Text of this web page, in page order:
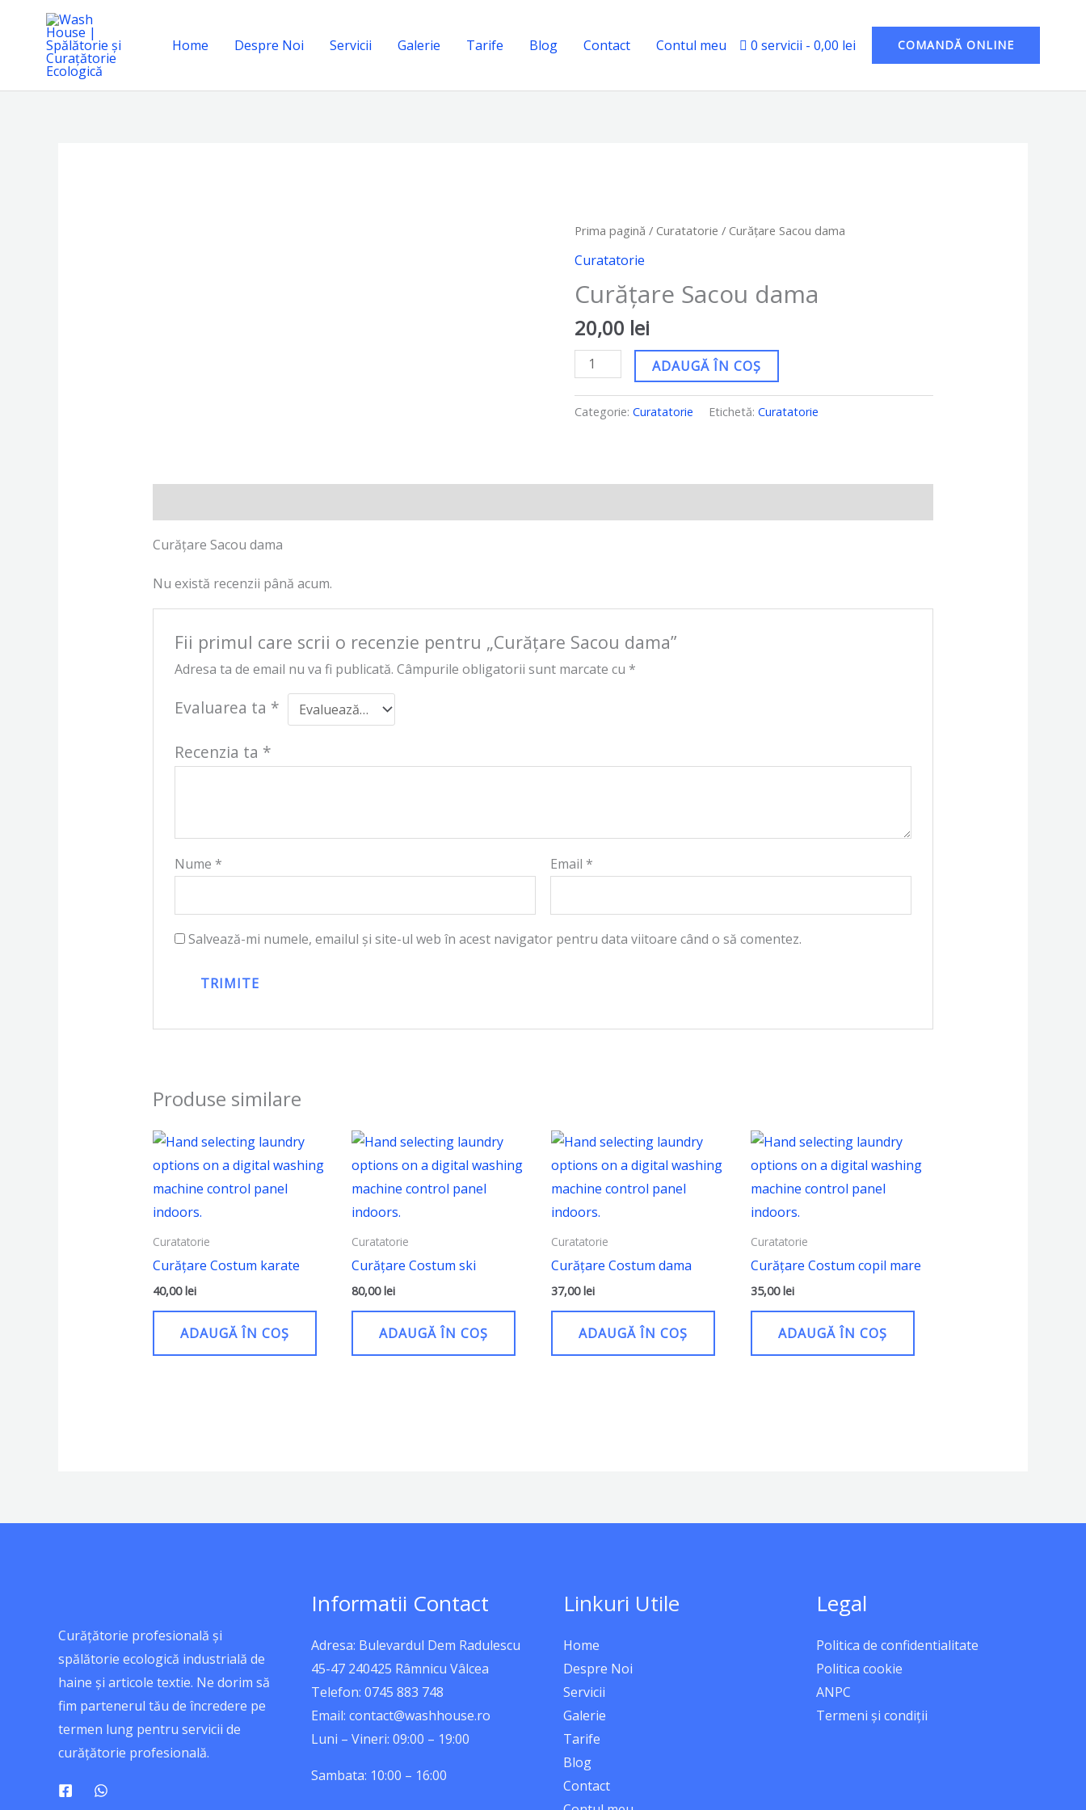
Home Despre Noi Servicii Galerie Tarife Blog Contact Contul meu 0 servicii 0,00 lei COMANDĂ ONLINE
Prima pagină / Curatatorie / Curățare Sacou dama
Curatatorie
Curățare Sacou dama
20,00 lei
Cantitate
Sacou
dama
ADAUGĂ ÎN COȘ
Categorie: Curatatorie Etichetă: Curatatorie
Curățare Sacou dama
Nu există recenzii până acum.
Fii primul care scrii o recenzie pentru „Curățare Sacou dama”
Adresa ta de email nu va fi publicată. Câmpurile obligatorii sunt marcate cu *
Evaluarea ta *
Recenzia ta *
Nume * Email *
Salvează-mi numele, emailul și site-ul web în acest navigator pentru data viitoare când o să comentez.
Produse similare
Curatatorie
Curățare Costum karate
40,00lei
ADAUGĂ ÎN COȘ
Curatatorie
Curățare Costum ski
80,00lei
ADAUGĂ ÎN COȘ
Curatatorie
Curățare Costum dama
37,00lei
ADAUGĂ ÎN COȘ
Curatatorie
Curățare Costum copil mare
35,00lei
ADAUGĂ ÎN COȘ
Curățătorie profesională și
spălătorie ecologică industrială de
haine și articole textie. Ne dorim să
fim partenerul tău de încredere pe
termen lung pentru servicii de
curățătorie profesională.
Informatii Contact
Adresa: Bulevardul Dem Radulescu
45-47 240425 Râmnicu Vâlcea
Telefon: 0745 883 748
Email: contact@washhouse.ro
Luni – Vineri: 09:00 – 19:00
Sambata: 10:00 – 16:00
Linkuri Utile
Home
Despre Noi
Servicii
Galerie
Tarife
Blog
Contact
Legal
Politica de confidentialitate
Politica cookie
ANPC
Termeni și condiții